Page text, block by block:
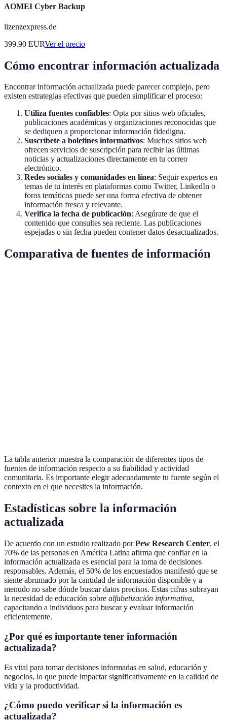
AOMEI Cyber Backup
lizenzexpress.de
399.90 EURVer el precio
Cómo encontrar información actualizada
Encontrar información actualizada puede parecer complejo, pero
existen estrategias efectivas que pueden simplificar el proceso:
Utiliza fuentes confiables: Opta por sitios web oficiales,
publicaciones académicas y organizaciones reconocidas que
se dediquen a proporcionar información fidedigna.
Suscríbete a boletines informativos: Muchos sitios web
ofrecen servicios de suscripción para recibir las últimas
noticias y actualizaciones directamente en tu correo
electrónico.
Redes sociales y comunidades en línea: Seguir expertos en
temas de tu interés en plataformas como Twitter, LinkedIn o
foros temáticos puede ser una forma efectiva de obtener
información fresca y relevante.
Verifica la fecha de publicación: Asegúrate de que el
contenido que consultes sea reciente. Las publicaciones
espejadas o sin fecha pueden contener datos desactualizados.
Comparativa de fuentes de información
La tabla anterior muestra la comparación de diferentes tipos de
fuentes de información respecto a su fiabilidad y actividad
comunitaria. Es importante elegir adecuadamente tu fuente según el
contexto en el que necesites la información.
Estadísticas sobre la información
actualizada
De acuerdo con un estudio realizado porPew Research Center, el
70% de las personas en América Latina afirma que confiar en la
información actualizada es esencial para la toma de decisiones
responsables. Además, el 50% de los encuestados manifestó que se
siente abrumado por la cantidad de información disponible y a
menudo no sabe dónde buscar datos precisos. Estas cifras subrayan
la necesidad de educación sobre alfabetización informativa,
capacitando a individuos para buscar y evaluar información
eficientemente.
¿Por qué es importante tener información
actualizada?
Es vital para tomar decisiones informadas en salud, educación y
negocios, lo que puede impactar significativamente en la calidad de
vida y la productividad.
¿Cómo puedo verificar si la información es
actualizada?